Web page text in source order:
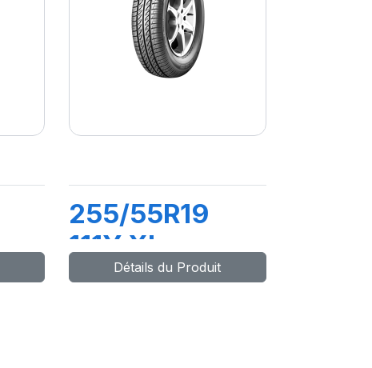
255/55R19
111Y XL
COMPETUS
Détails du Produit